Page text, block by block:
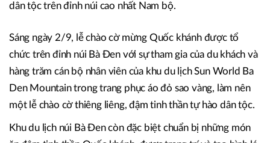
dân tộc trên đỉnh núi cao nhất Nam bộ.
Sáng ngày 2/9, lễ chào cờ mừng Quốc khánh được tổ
chức trên đỉnh núi Bà Đen với sự tham gia của du khách và
hàng trăm cán bộ nhân viên của khu du lịch Sun World Ba
Den Mountain trong trang phục áo đỏ sao vàng, làm nên
một lễ chào cờ thiêng liêng, đậm tinh thần tự hào dân tộc.
Khu du lịch núi Bà Đen còn đặc biệt chuẩn bị những món